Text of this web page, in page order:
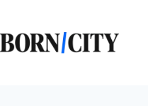
springen